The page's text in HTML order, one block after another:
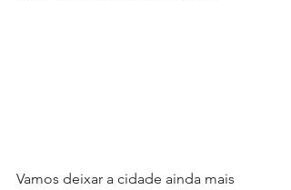
Vamos deixar a cidade ainda mais